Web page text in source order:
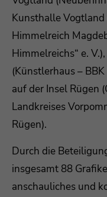
Drop us a line
About us
Lorem ipsum
adipiscing elit.
Aenean
massa. Cum
dis parturient
Donec quam felis,
Kunsthalle Vogtland
Himmelreich
Himmelreichs“ e.
(Künstlerhaus –
auf der Insel Rügen
Landkreises
Rügen).
Durch die
insgesamt 88
anschauliches und